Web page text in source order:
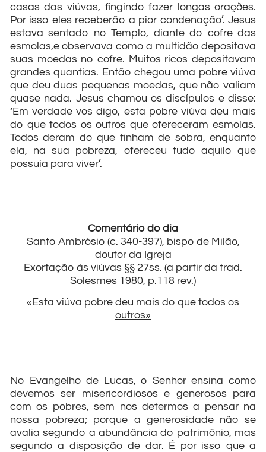
casas das viúvas, fingindo fazer longas oraçðes.
Por isso eles receberão a pior condenação’. Jesus
estava sentado no Templo, diante do cofre das
esmolas,e observava como a multidão depositava
suas moedas no cofre. Muitos ricos depositavam
grandes quantias. Então chegou uma pobre viúva
que deu duas pequenas moedas, que não valiam
quase nada. Jesus chamou os discípulos e disse:
‘Em verdade vos digo, esta pobre viúva deu mais
do que todos os outros que ofereceram esmolas.
Todos deram do que tinham de sobra, enquanto
ela, na sua pobreza, ofereceu tudo aquilo que
possuía para viver’.
Comentário do dia
Santo Ambrósio (c. 340-397), bispo de Milão,
doutor da Igreja
Exortação às viúvas §§ 27ss. (a partir da trad.
Solesmes 1980, p.118 rev.)
«Esta viúva pobre deu mais do que todos os
outros»
No Evangelho de Lucas, o Senhor ensina como
devemos ser misericordiosos e generosos para
com os pobres, sem nos determos a pensar na
nossa pobreza; porque a generosidade não se
avalia segundo a abundância do patrimônio, mas
segundo a disposição de dar. É por isso que a